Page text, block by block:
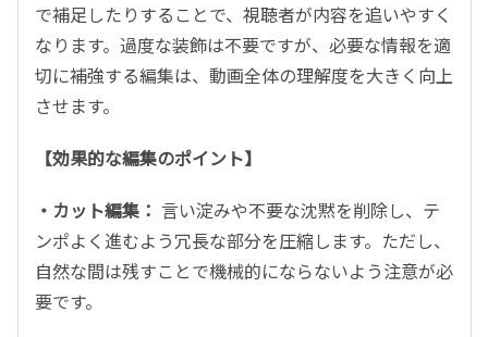
で補足したりすることで、視聴者が内容を追いやすく
なります。過度な装飾は不要ですが、必要な情報を適
切に補強する編集は、動画全体の理解度を大きく向上
させます。
【効果的な編集のポイント】
・カット編集： 言い淀みや不要な沈黙を削除し、テ
ンポよく進むよう冗長な部分を圧縮します。ただし、
自然な間は残すことで機械的にならないよう注意が必
要です。